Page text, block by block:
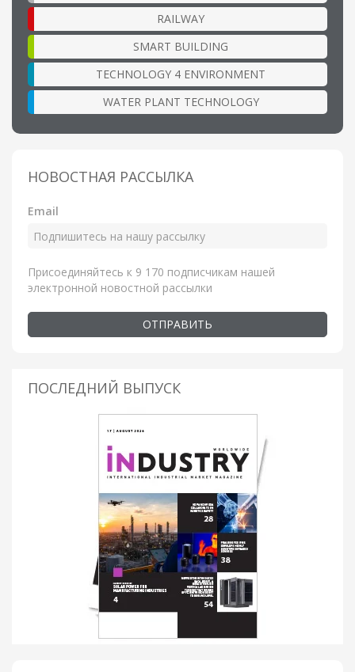
RAILWAY
SMART BUILDING
TECHNOLOGY 4 ENVIRONMENT
WATER PLANT TECHNOLOGY
НОВОСТНАЯ РАССЫЛКА
Email
Присоединяйтесь к 9 170 подписчикам нашей
электронной новостной рассылки
ОТПРАВИТЬ
ПОСЛЕДНИЙ ВЫПУСК